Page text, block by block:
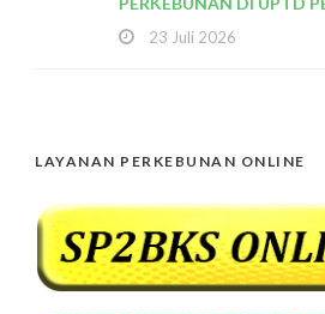
23 Juli 2026
LAYANAN PERKEBUNAN ONLINE